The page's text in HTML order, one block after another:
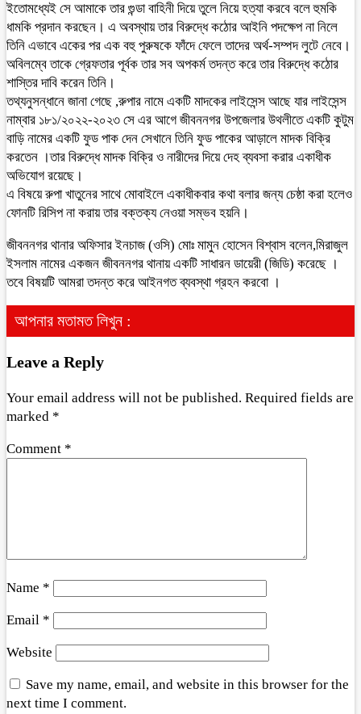
ইতোমধ্যেই সে আমাকে তার গুন্ডা বাহিনী দিয়ে তুলে নিয়ে হত্যা করবে বলে হুমকি
ধামকি প্রদান করছেন। এ অবস্থায় তার বিরুদ্ধে কঠোর আইনি পদক্ষেপ না নিলে
তিনি এভাবে একের পর এক বহু পুরুষকে ফাঁদে ফেলে তাদের অর্থ-সম্পদ লুটে নেবে।
অবিলম্বে তাকে গ্রেফতার পূর্বক তার সব অপকর্ম তদন্ত করে তার বিরুদ্ধে কঠোর
শাস্তির দাবি করেন তিনি।
তথ্যনুসন্ধানে জানা গেছে ,রুপার নামে একটি মাদকের লাইসেন্স আছে যার লাইসেন্স
নাম্বার ১৮১/২০২২-২০২৩ সে এর আগে জীবননগর উপজেলার উথলীতে একটি কুটুম
বাড়ি নামের একটি ফুড পাক দেন সেখানে তিনি ফুড পাকের আড়ালে মাদক বিক্রি
করতেন ।তার বিরুদ্ধে মাদক বিক্রি ও নারীদের দিয়ে দেহ ব্যবসা করার একাধীক
অভিযোগ রয়েছে।
এ বিষয়ে রুপা খাতুনের সাথে মোবাইলে একাধীকবার কথা বলার জন্য চেষ্ঠা করা হলেও
ফোনটি রিসিপ না করায় তার বক্তক্য নেওয়া সম্ভব হয়নি।
জীবননগর থানার অফিসার ইনচাজ (ওসি) মোঃ মামুন হোসেন বিশ্বাস বলেন,মিরাজুল
ইসলাম নামের একজন জীবননগর থানায় একটি সাধারন ডায়েরী (জিডি) করেছে ।
তবে বিষয়টি আমরা তদন্ত করে আইনগত ব্যবস্থা গ্রহন করবো ।
আপনার মতামত লিখুন :
Leave a Reply
Your email address will not be published. Required fields are
marked *
Comment *
Name *
Email *
Website
Save my name, email, and website in this browser for the
next time I comment.